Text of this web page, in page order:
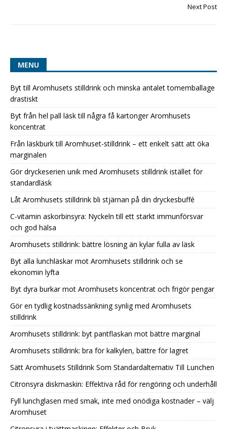
Next Post
MENU
Byt till Aromhusets stilldrink och minska antalet tomemballage
drastiskt
Byt från hel pall läsk till några få kartonger Aromhusets
koncentrat
Från läskburk till Aromhuset-stilldrink – ett enkelt sätt att öka
marginalen
Gör dryckeserien unik med Aromhusets stilldrink istället för
standardläsk
Låt Aromhusets stilldrink bli stjärnan på din dryckesbuffé
C-vitamin askorbinsyra: Nyckeln till ett starkt immunförsvar
och god hälsa
Aromhusets stilldrink: bättre lösning än kylar fulla av läsk
Byt alla lunchläskar mot Aromhusets stilldrink och se
ekonomin lyfta
Byt dyra burkar mot Aromhusets koncentrat och frigör pengar
Gör en tydlig kostnadssänkning synlig med Aromhusets
stilldrink
Aromhusets stilldrink: byt pantflaskan mot bättre marginal
Aromhusets stilldrink: bra för kalkylen, bättre för lagret
Sätt Aromhusets Stilldrink Som Standardalternativ Till Lunchen
Citronsyra diskmaskin: Effektiva råd för rengöring och underhåll
Fyll lunchglasen med smak, inte med onödiga kostnader – välj
Aromhuset